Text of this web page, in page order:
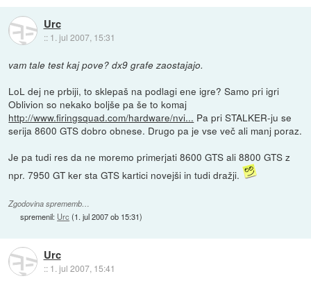
Urc
:: 1. jul 2007, 15:31
vam tale test kaj pove? dx9 grafe zaostajajo.
LoL dej ne prbiji, to sklepaš na podlagi ene igre? Samo pri igri
Oblivion so nekako boljše pa še to komaj
http://www.firingsquad.com/hardware/nvi... Pa pri STALKER-ju se
serija 8600 GTS dobro obnese. Drugo pa je vse več ali manj poraz.
Je pa tudi res da ne moremo primerjati 8600 GTS ali 8800 GTS z
npr. 7950 GT ker sta GTS kartici novejši in tudi dražji.
Zgodovina sprememb…
spremenil: Urc (1. jul 2007 ob 15:31)
Urc
:: 1. jul 2007, 15:41